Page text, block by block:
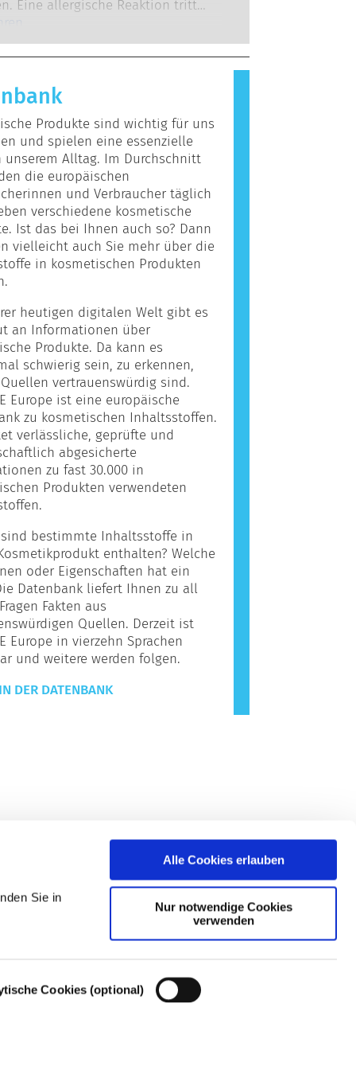
Sie in
Cookies (optional)
Alle Cookies erlauben
Nur notwendige Cookies
verwenden
denen die Unternehmen
sind, decken alle
des Hormonsystems.
Eine allergische Reaktion tritt
Immunsystem einer Person auf
die für die meisten Menschen
Ein Stoff, der eine allergische
wird als Allergen
Kosmetika und
die bei manchen Menschen eine
können. Das bedeutet
dass das Produkt für andere
nicht sicher ist.
Produkte sind wichtig für uns
und spielen eine essenzielle
unserem Alltag. Im Durchschnitt
die europäischen
und Verbraucher täglich
verschiedene kosmetische
Ist das bei Ihnen auch so? Dann
vielleicht auch Sie mehr über die
in kosmetischen Produkten
heutigen digitalen Welt gibt es
an Informationen über
Produkte. Da kann es
schwierig sein, zu erkennen,
vertrauenswürdig sind.
Europe ist eine europäische
zu kosmetischen Inhaltsstoffen.
verlässliche, geprüfte und
abgesicherte
zu fast 30.000 in
Produkten verwendeten
bestimmte Inhaltsstoffe in
enthalten? Welche
oder Eigenschaften hat ein
Datenbank liefert Ihnen zu all
Fakten aus
Quellen. Derzeit ist
Europe in vierzehn Sprachen
und weitere werden folgen.
DER DATENBANK
Einstellungen – Cookie-Richtlinie